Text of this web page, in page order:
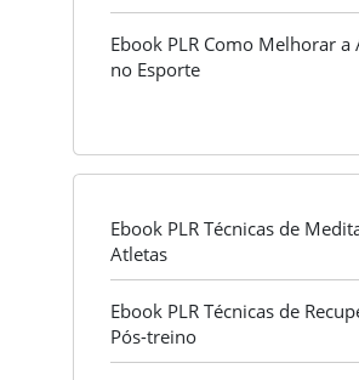
Ebook PLR Como Melhorar a
no Esporte
Ebook PLR Técnicas de
Atletas
Ebook PLR Técnicas de
Pós-treino